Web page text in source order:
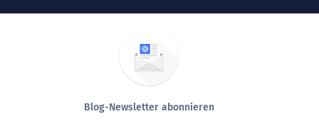
Blog-Newsletter abonnieren